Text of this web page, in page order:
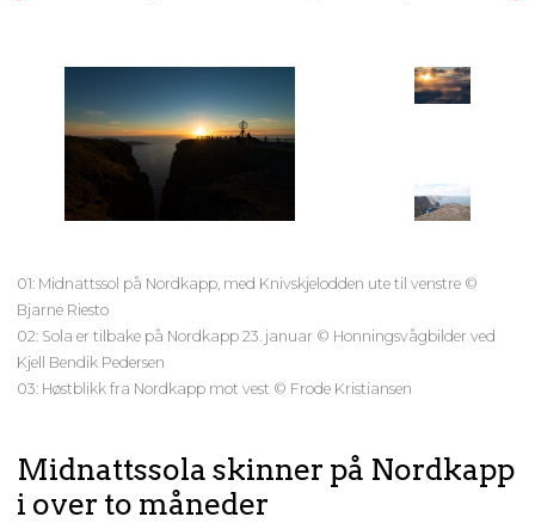
01: Midnattssol på Nordkapp, med Knivskjelodden ute til venstre ©
Bjarne Riesto
02: Sola er tilbake på Nordkapp 23. januar © Honningsvågbilder ved
Kjell Bendik Pedersen
03: Høstblikk fra Nordkapp mot vest © Frode Kristiansen
Midnattssola skinner på Nordkapp
i over to måneder